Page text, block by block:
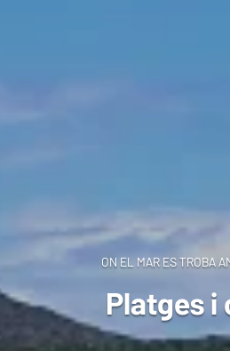
ON EL MAR ES TROBA
Platges i